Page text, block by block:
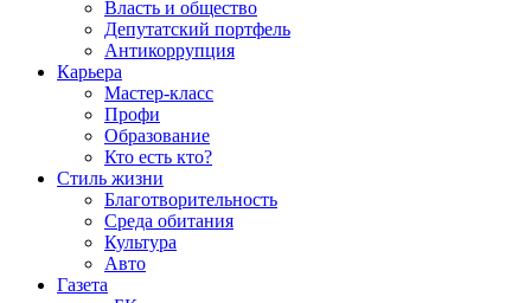
Власть и общество
Депутатский портфель
Антикоррупция
Карьера
Мастер-класс
Профи
Образование
Кто есть кто?
Стиль жизни
Благотворительность
Среда обитания
Культура
Авто
Газета